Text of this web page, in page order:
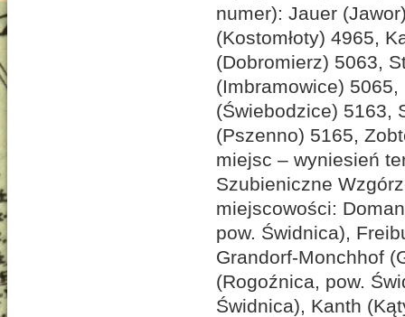
numer): Jauer
(Kostomłoty) 4965,
(Dobromierz) 5063,
(Imbramowice)
(Świebodzice) 5163,
(Pszenno) 5165,
miejsc – wyniesień
Szubieniczne
miejscowości:
pow. Świdnica),
Grandorf-Monchhof
(Rogoźnica, pow.
Świdnica), Kanth